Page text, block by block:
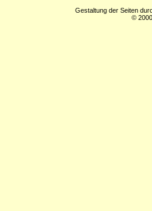
Gestaltung der Seiten
©